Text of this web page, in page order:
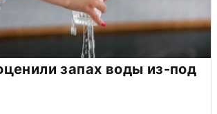
запах воды из-под